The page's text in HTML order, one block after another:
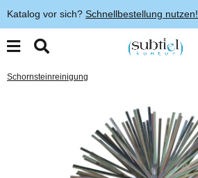
Katalog vor sich? Schnellbestellung nutzen!
Schornsteinreinigung